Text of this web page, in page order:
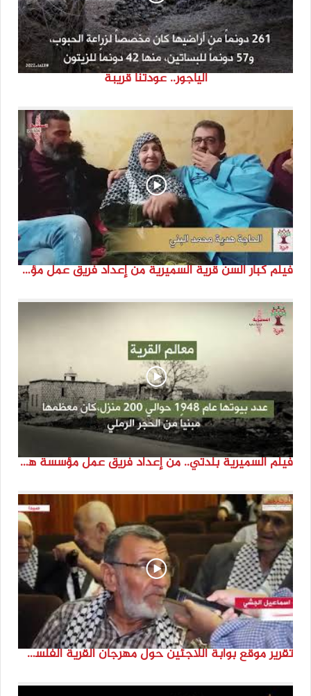
الياجور.. عودتنا قريبة
فيلم كبار السن قرية السميرية من إعداد فريق عمل مؤسسة هوية
فيلم السميرية بلدتي.. من إعداد فريق عمل مؤسسة هوية
تقرير موقع بوابة اللاجئين حول مهرجان القرية الفلسطينية ( السميرية بلدتي)